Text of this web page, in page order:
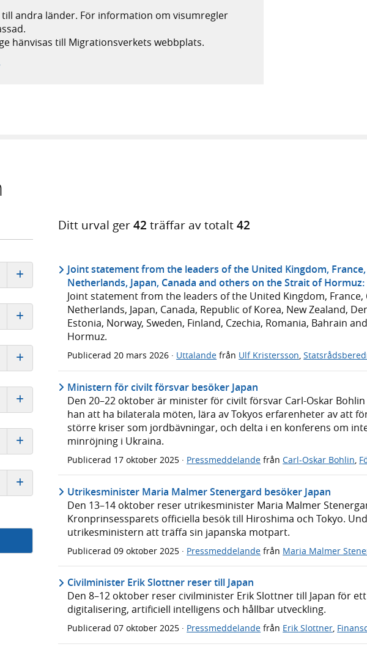
andra länder. För information om visumregler
hänvisas till Migrationsverkets webbplats.
i ny flik, extern webbplats,
Ditt urval ger42 träffar av totalt42
Joint statement from the leaders of the United Kingdom,
Netherlands, Japan, Canada and others on the Strait of Hormuz:
Joint statement from the leaders of the United Kingdom, France,
Netherlands, Japan, Canada, Republic of Korea, New Zealand,
Estonia, Norway, Sweden, Finland, Czechia, Romania, Bahrain
Hormuz.
Publicerad20 mars 2026 · Uttalande från Ulf Kristersson,
Ministern för civilt försvar besöker Japan
Den 20–22 oktober är minister för civilt försvar Carl-Oskar
han att ha bilaterala möten, lära av Tokyos erfarenheter av att
större kriser som jordbävningar, och delta i en konferens om
minröjning i Ukraina.
Publicerad 17 oktober 2025 · Pressmeddelande frånCarl-Oskar Bohlin,
Utrikesminister Maria Malmer Stenergard besöker Japan
Den 13–14 oktober reser utrikesminister Maria Malmer
Kronprinsessparets officiella besök till Hiroshima och Tokyo.
utrikesministern att träffa sin japanska motpart.
Publicerad09 oktober 2025 · Pressmeddelande från Maria Malmer
Civilminister Erik Slottner reser till Japan
Den 8–12 oktober reser civilminister Erik Slottner till Japan för
digitalisering, artificiell intelligens och hållbar utveckling.
Publicerad07 oktober 2025 · Pressmeddelande från Erik Slottner,